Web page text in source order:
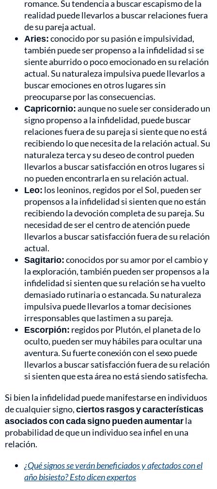
romance. Su tendencia a buscar escapismo de la
realidad puede llevarlos a buscar relaciones fuera
de su pareja actual.
Aries:conocido por su pasión e impulsividad,
también puede ser propenso a la infidelidad si se
siente aburrido o poco emocionado en su relación
actual. Su naturaleza impulsiva puede llevarlos a
buscar emociones en otros lugares sin
preocuparse por las consecuencias.
Capricornio:aunque no suele ser considerado un
signo propenso a la infidelidad, puede buscar
relaciones fuera de su pareja si siente que no está
recibiendo lo que necesita de la relación actual. Su
naturaleza terca y su deseo de control pueden
llevarlos a buscar satisfacción en otros lugares si
no pueden encontrarla en su relación actual.
Leo: los leoninos, regidos por el Sol, pueden ser
propensos a la infidelidad si sienten que no están
recibiendo la devoción completa de su pareja. Su
necesidad de ser el centro de atención puede
llevarlos a buscar satisfacción fuera de su relación
actual.
Sagitario:conocidos por su amor por el cambio y
la exploración, también pueden ser propensos a la
infidelidad si sienten que su relación se ha vuelto
demasiado rutinaria o estancada. Su naturaleza
impulsiva puede llevarlos a tomar decisiones
irresponsables que lastimen a su pareja.
Escorpión: regidos por Plutón, el planeta de lo
oculto, pueden ser muy hábiles para ocultar una
aventura. Su fuerte conexión con el sexo puede
llevarlos a buscar satisfacción fuera de su relación
si sienten que esta área no está siendo satisfecha.
Si bien la infidelidad puede manifestarse en individuos
de cualquier signo,ciertos rasgos y características
asociados con cada signo pueden aumentarla
probabilidad de que un individuo sea infiel en una
relación.
¿Qué signos se verán beneficiados y afectados con el
año bisiesto? Esto dicen expertos